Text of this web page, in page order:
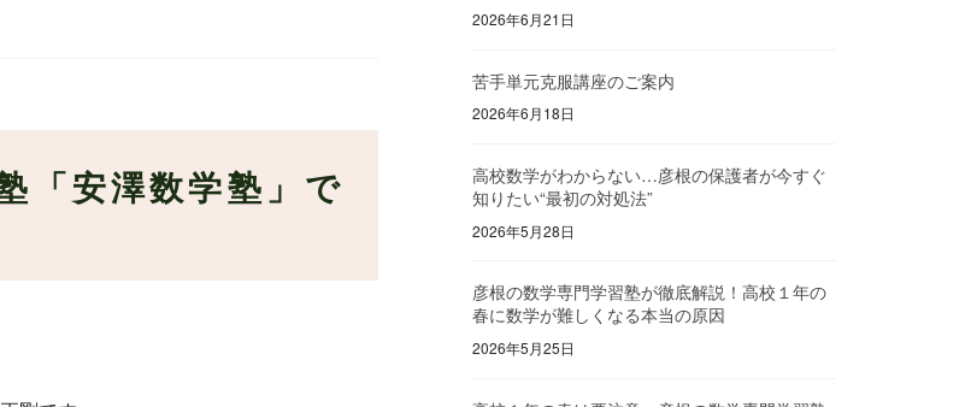
「安澤数学塾」で
2026年6月21日
苦手単元克服講座のご案内
2026年6月18日
高校数学がわからない…彦根の保護者が今すぐ
知りたい“最初の対処法”
2026年5月28日
彦根の数学専門学習塾が徹底解説！高校１年の
春に数学が難しくなる本当の原因
2026年5月25日